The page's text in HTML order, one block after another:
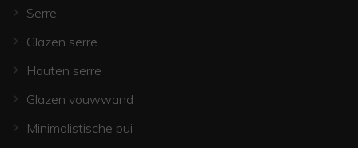
Serre
Glazen serre
Houten serre
Glazen vouwwand
Minimalistische pui